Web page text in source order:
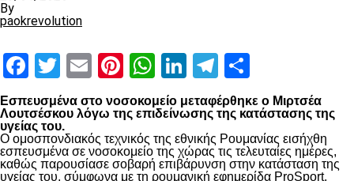
By
paokrevolution
Facebook
Twitter
EmailPinterest
WhatsApp
LinkedIn
Telegram
Εσπευσμένα στο νοσοκομείο μεταφέρθηκε ο Μιρτσέα
Λουτσέσκου λόγω της επιδείνωσης της κατάστασης της
υγείας του.
Ο ομοσπονδιακός τεχνικός της εθνικής Ρουμανίας εισήχθη
εσπευσμένα σε νοσοκομείο της χώρας τις τελευταίες ημέρες,
καθώς παρουσίασε σοβαρή επιβάρυνση στην κατάσταση της
υγείας του, σύμφωνα με τη ρουμανική εφημερίδα ProSport.